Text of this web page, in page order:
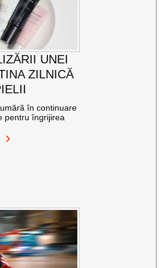
UNEI
ZILNICĂ
în continuare
pentru îngrijirea